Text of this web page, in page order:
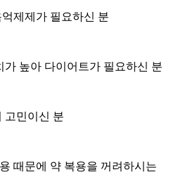
제제가 필요하신 분
가 높아 다이어트가 필요하신 분
고민이신 분
때문에 약 복용을 꺼려하시는